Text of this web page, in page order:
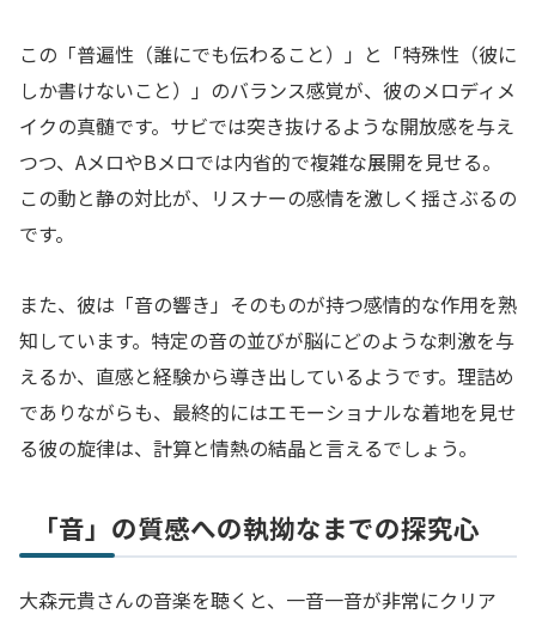
この「普遍性（誰にでも伝わること）」と「特殊性（彼に
しか書けないこと）」のバランス感覚が、彼のメロディメ
イクの真髄です。サビでは突き抜けるような開放感を与え
つつ、AメロやBメロでは内省的で複雑な展開を見せる。
この動と静の対比が、リスナーの感情を激しく揺さぶるの
です。
また、彼は「音の響き」そのものが持つ感情的な作用を熟
知しています。特定の音の並びが脳にどのような刺激を与
えるか、直感と経験から導き出しているようです。理詰め
でありながらも、最終的にはエモーショナルな着地を見せ
る彼の旋律は、計算と情熱の結晶と言えるでしょう。
「音」の質感への執拗なまでの探究心
大森元貴さんの音楽を聴くと、一音一音が非常にクリア